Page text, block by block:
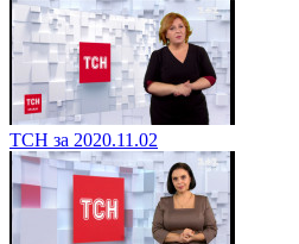
ТСН за 2020.11.02